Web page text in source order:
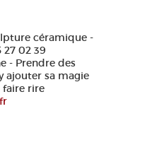
céramique -
27 02 39
- Prendre des
ajouter sa magie
rire